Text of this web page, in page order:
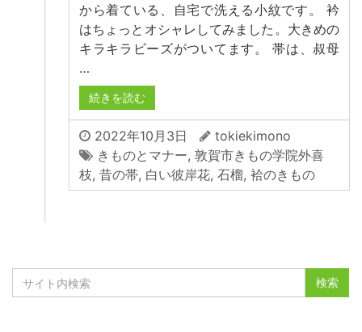
から着ている、自宅で洗える小紋です。 衿
はちょっとオシャレしてみました。大きめの
キラキラビーズがついてます。 帯は、叔母
…
続きを読む
2022年10月3日
tokiekimono
きものとマナー, 敦賀市きもの学院外喜
枝, 昔の帯, 白い彼岸花, 石榴, 袷のきもの